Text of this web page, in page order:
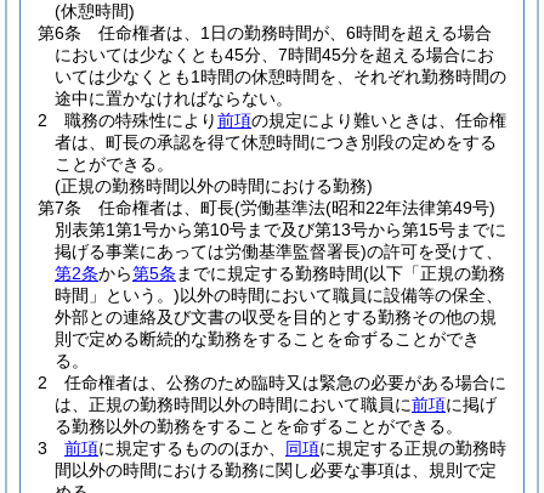
(休憩時間)
第6条
任命権者は、1日の勤務時間が、6時間を超える場合
においては少なくとも45分、7時間45分を超える場合にお
いては少なくとも1時間の休憩時間を、それぞれ勤務時間の
途中に置かなければならない。
2
職務の特殊性により前項の規定により難いときは、任命権
者は、町長の承認を得て休憩時間につき別段の定めをする
ことができる。
(正規の勤務時間以外の時間における勤務)
第7条
任命権者は、町長(労働基準法(昭和22年法律第49号)
別表第1第1号から第10号まで及び第13号から第15号までに
掲げる事業にあっては労働基準監督署長)の許可を受けて、
第2条から第5条 までに規定する勤務時間(以下「正規の勤務
時間」という。)以外の時間において職員に設備等の保全、
外部との連絡及び文書の収受を目的とする勤務その他の規
則で定める断続的な勤務をすることを命ずることができ
る。
2
任命権者は、公務のため臨時又は緊急の必要がある場合に
は、正規の勤務時間以外の時間において職員に前項に掲げ
る勤務以外の勤務をすることを命ずることができる。
3
前項に規定するもののほか、 同項に規定する正規の勤務時
間以外の時間における勤務に関し必要な事項は、規則で定